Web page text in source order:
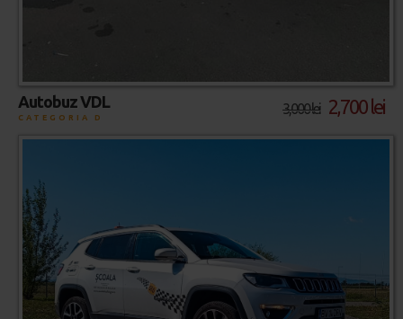
3,000 lei 2,700 lei
Autobuz VDL
CATEGORIA D